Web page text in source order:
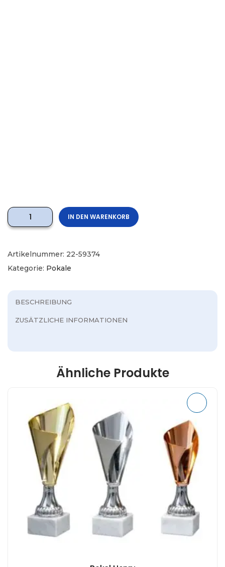
IN DEN WARENKORB
Artikelnummer: 22-59374
Kategorie: Pokale
BESCHREIBUNG
ZUSÄTZLICHE INFORMATIONEN
Ähnliche Produkte